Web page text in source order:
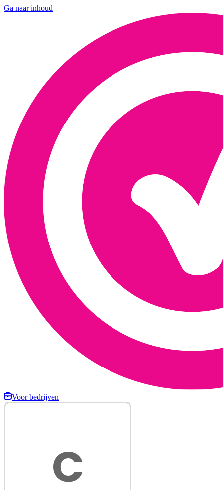
Ga naar inhoud
Voor bedrijven